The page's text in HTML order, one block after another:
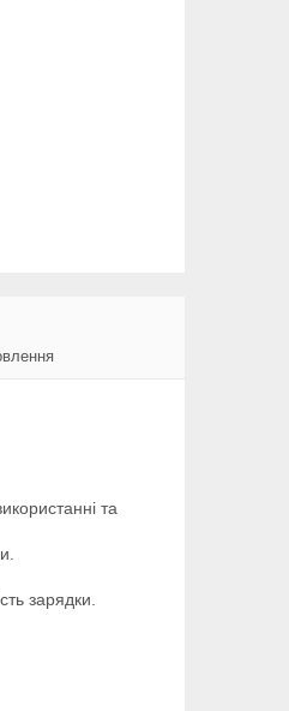
та
зарядки.